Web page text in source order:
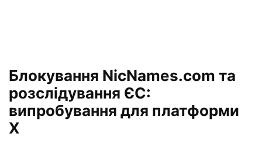
Блокування NicNames.com та
розслідування ЄС:
випробування для платформи
X